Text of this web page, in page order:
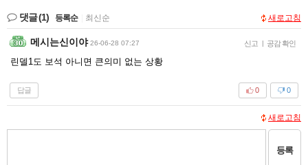
댓글(1) 등록순 최신순 새로고침
메시는신이야 26-06-28 07:27 신고 | 공감 확인
린델1도 보석 아니면 큰의미 없는 상황
답글 0
0
새로고침
등록